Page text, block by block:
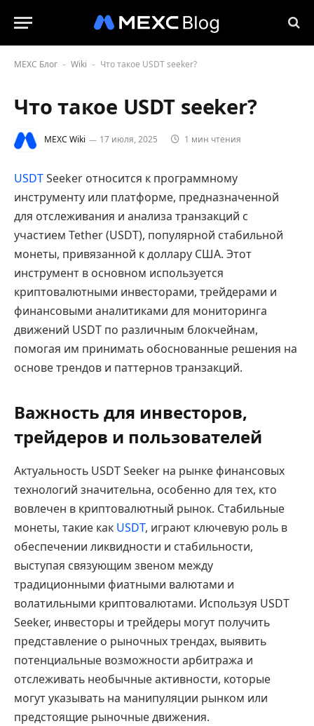
MEXC Блог - Wiki - Что такое USDT seeker?
Что такое USDT seeker?
MEXC Wiki 17 июля, 2025 1 мин чтения
USDTSeeker относится к программному
инструменту или платформе, предназначенной
для отслеживания и анализа транзакций с
участием Tether (USDT), популярной стабильной
монеты, привязанной к доллару США. Этот
инструмент в основном используется
криптовалютными инвесторами, трейдерами и
финансовыми аналитиками для мониторинга
движений USDT по различным блокчейнам,
помогая им принимать обоснованные решения на
основе трендов и паттернов транзакций.
Важность для инвесторов,
трейдеров и пользователей
Актуальность USDT Seeker на рынке финансовых
технологий значительна, особенно для тех, кто
вовлечен в криптовалютный рынок. Стабильные
монеты, такие как USDT, играют ключевую роль в
обеспечении ликвидности и стабильности,
выступая связующим звеном между
традиционными фиатными валютами и
волатильными криптовалютами. Используя USDT
Seeker, инвесторы и трейдеры могут получить
представление о рыночных трендах, выявить
потенциальные возможности арбитража и
отслеживать необычные активности, которые
могут указывать на манипуляции рынком или
предстоящие рыночные движения.